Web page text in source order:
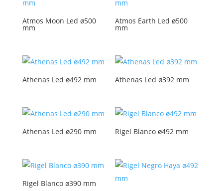
Atmos Moon Led ø500
mm
Atmos Earth Led ø500
mm
Athenas Led ø492 mm Athenas Led ø392 mm
Athenas Led ø290 mm Rigel Blanco ø492 mm
Rigel Blanco ø390 mm